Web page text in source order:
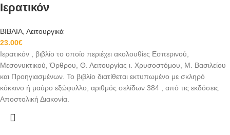
Ιερατικόν
ΒΙΒΛΙΑ Λειτουργικά
23.00€
Ιερατικόν , βιβλίο το οποίο περιέχει ακολουθίες Εσπερινού,
Μεσονυκτικού, Όρθρου, Θ. Λειτουργίας ι. Χρυσοστόμου, Μ. Βασιλείου
και Προηγιασμένων. Το βιβλίο διατίθεται εκτυπωμένο με σκληρό
κόκκινο ή μαύρο εξώφυλλο, αριθμός σελίδων 384 , από τις εκδόσεις
Αποστολική Διακονία.